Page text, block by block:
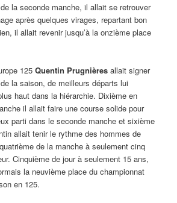
la seconde manche, il allait se retrouver
après quelques virages, repartant bon
il allait revenir jusqu’à la onzième place
125Quentin Prugnières allait signer
la saison, de meilleurs départs lui
haut dans la hiérarchie. Dixième en
il allait faire une course solide pour
parti dans le seconde manche et sixième
allait tenir le rythme des hommes de
de la manche à seulement cinq
Cinquième de jour à seulement 15 ans,
la neuvième place du championnat
en 125.